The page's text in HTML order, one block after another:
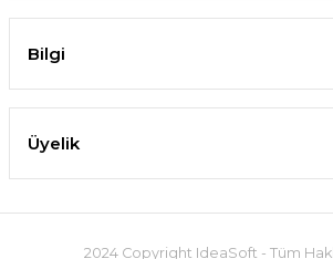
Bilgi
Üyelik
2024 Copyright IdeaSoft - Tüm